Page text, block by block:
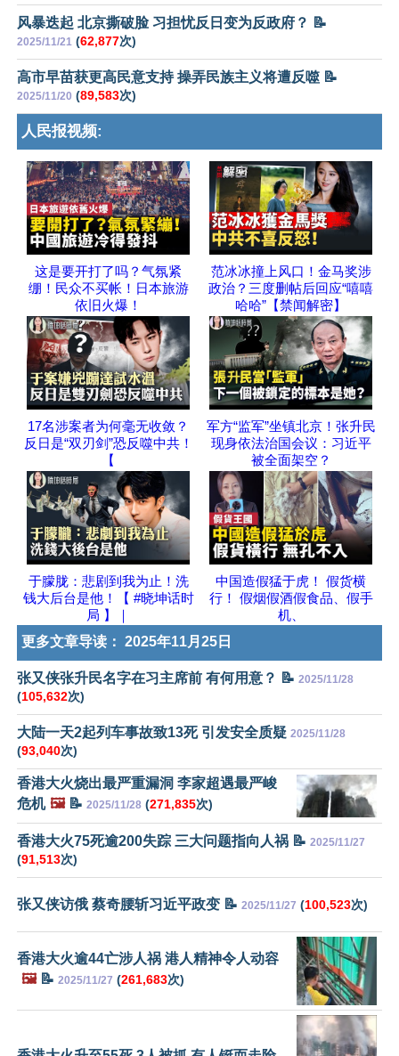
风暴迭起 北京撕破脸 习担忧反日变为反政府？ 📝
2025/11/21 (62,877次)
高市早苗获更高民意支持 操弄民族主义将遭反噬 📝
2025/11/20 (89,583次)
人民报视频:
这是要开打了吗？气氛紧
绷！民众不买帐！日本旅游
依旧火爆！
范冰冰撞上风口！金马奖涉
政治？三度删帖后回应“嘻嘻
哈哈”【禁闻解密】
17名涉案者为何毫无收敛？
反日是“双刃剑”恐反噬中共！
【
军方“监军”坐镇北京！张升民
现身依法治国会议：习近平
被全面架空？
于朦胧：悲剧到我为止！洗
钱大后台是他！【 #晓坤话时
局 】｜
中国造假猛于虎！ 假货横
行！ 假烟假酒假食品、假手
机、
更多文章导读： 2025年11月25日
张又侠张升民名字在习主席前 有何用意？ 📝 2025/11/28
(105,632次)
大陆一天2起列车事故致13死 引发安全质疑 2025/11/28
(93,040次)
香港大火烧出最严重漏洞 李家超遇最严峻
危机 🖼️📝 2025/11/28 (271,835次)
香港大火75死逾200失踪 三大问题指向人祸 📝 2025/11/27
(91,513次)
张又侠访俄 蔡奇腰斩习近平政变 📝 2025/11/27 (100,523次)
香港大火逾44亡涉人祸 港人精神令人动容
🖼️📝 2025/11/27 (261,683次)